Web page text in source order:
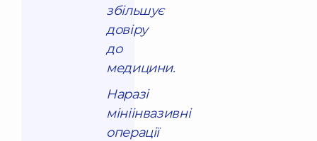
збільшує
довіру
до
медицини.
Наразі
мініінвазивні
операції